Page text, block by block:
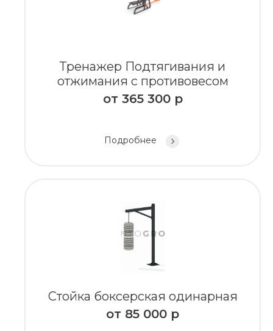
Тренажер Подтягивания и
отжимания с противовесом
от 365 300 р
Подробнее
Стойка боксерская одинарная
от 85 000 р